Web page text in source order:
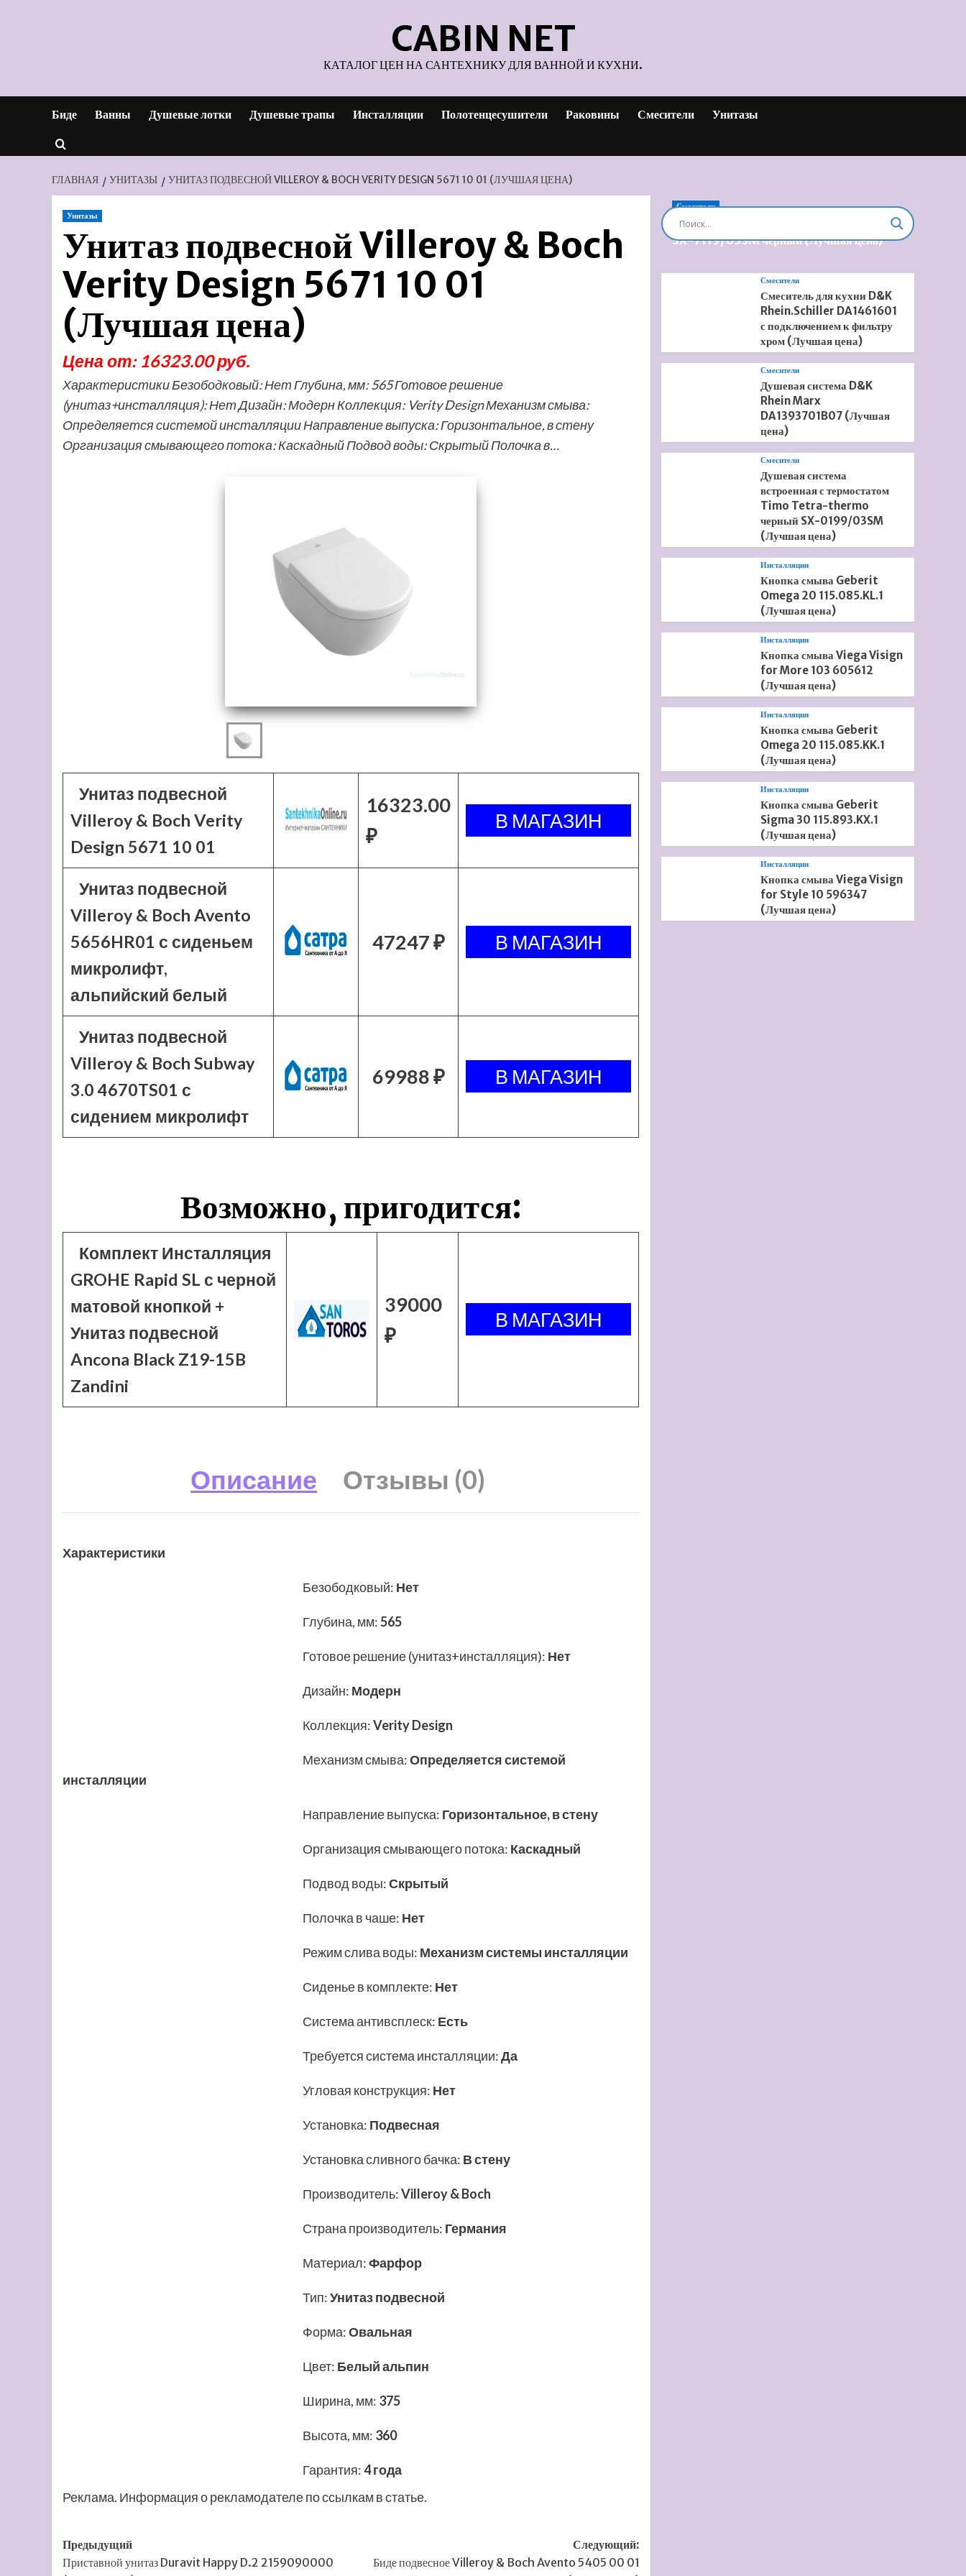
CABIN NET
КАТАЛОГ ЦЕН НА САНТЕХНИКУ ДЛЯ ВАННОЙ И КУХНИ.
Биде Ванны Душевые лотки Душевые трапы Инсталляции Полотенцесушители Раковины Смесители Унитазы
ГЛАВНАЯ УНИТАЗЫ УНИТАЗ ПОДВЕСНОЙ VILLEROY & BOCH VERITY DESIGN 5671 10 01 (ЛУЧШАЯ ЦЕНА)
Унитазы
Унитаз подвесной Villeroy & Boch
Verity Design 5671 10 01
(Лучшая цена)
Цена от: 16323.00 руб.
Характеристики Безободковый: Нет Глубина, мм: 565 Готовое решение
(унитаз+инсталляция): Нет Дизайн: Модерн Коллекция: Verity Design Механизм смыва:
Определяется системой инсталляции Направление выпуска: Горизонтальное, в стену
Организация смывающего потока: Каскадный Подвод воды: Скрытый Полочка в…
Унитаз подвесной
Villeroy & Boch Verity
Design 5671 10 01
16323.00
₽
Унитаз подвесной
Villeroy & Boch Avento
5656HR01 с сиденьем
микролифт,
альпийский белый
47247 ₽
Унитаз подвесной
Villeroy & Boch Subway
3.0 4670TS01 с
сидением микролифт
69988 ₽
Возможно, пригодится:
Комплект Инсталляция
GROHE Rapid SL с черной
матовой кнопкой +
Унитаз подвесной
Ancona Black Z19-15B
Zandini
39000
₽
Описание Отзывы (0)
Характеристики
Безободковый: Нет
Глубина, мм:565
Готовое решение (унитаз+инсталляция): Нет
Дизайн: Модерн
Коллекция:Verity Design
Механизм смыва:Определяется системой
инсталляции
Направление выпуска: Горизонтальное, в стену
Организация смывающего потока: Каскадный
Подвод воды:Скрытый
Полочка в чаше: Нет
Режим слива воды: Механизм системы инсталляции
Сиденье в комплекте: Нет
Система антивсплеск: Есть
Требуется система инсталляции:Да
Угловая конструкция: Нет
Установка: Подвесная
Установка сливного бачка: В стену
Производитель:Villeroy & Boch
Страна производитель: Германия
Материал:Фарфор
Тип:Унитаз подвесной
Форма:Овальная
Цвет: Белый альпин
Ширина, мм: 375
Высота, мм: 360
Гарантия:4 года
Реклама. Информация о рекламодателе по ссылкам в статье.
Навигация
записи
Предыдущий
Приставной унитаз Duravit Happy D.2 2159090000
Следующий:
Биде подвесное Villeroy & Boch Avento 5405 00 01
Смесители
Душевая система встроенная Timo Briana
SX-7119/03SM черный (Лучшая цена)
Смесители
Смеситель для кухни D&K
Rhein.Schiller DA1461601
с подключением к фильтру
хром (Лучшая цена)
Смесители
Душевая система D&K
Rhein Marx
DA1393701B07 (Лучшая
цена)
Смесители
Душевая система
встроенная с термостатом
Timo Tetra-thermo
черный SX-0199/03SM
(Лучшая цена)
Инсталляции
Кнопка смыва Geberit
Omega 20 115.085.KL.1
(Лучшая цена)
Инсталляции
Кнопка смыва Viega Visign
for More 103 605612
(Лучшая цена)
Инсталляции
Кнопка смыва Geberit
Omega 20 115.085.KK.1
(Лучшая цена)
Инсталляции
Кнопка смыва Geberit
Sigma 30 115.893.KX.1
(Лучшая цена)
Инсталляции
Кнопка смыва Viega Visign
for Style 10 596347
(Лучшая цена)